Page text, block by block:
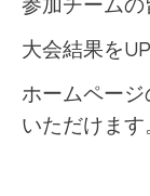
参加チームの
大会結果を
ホームペー
いただけます